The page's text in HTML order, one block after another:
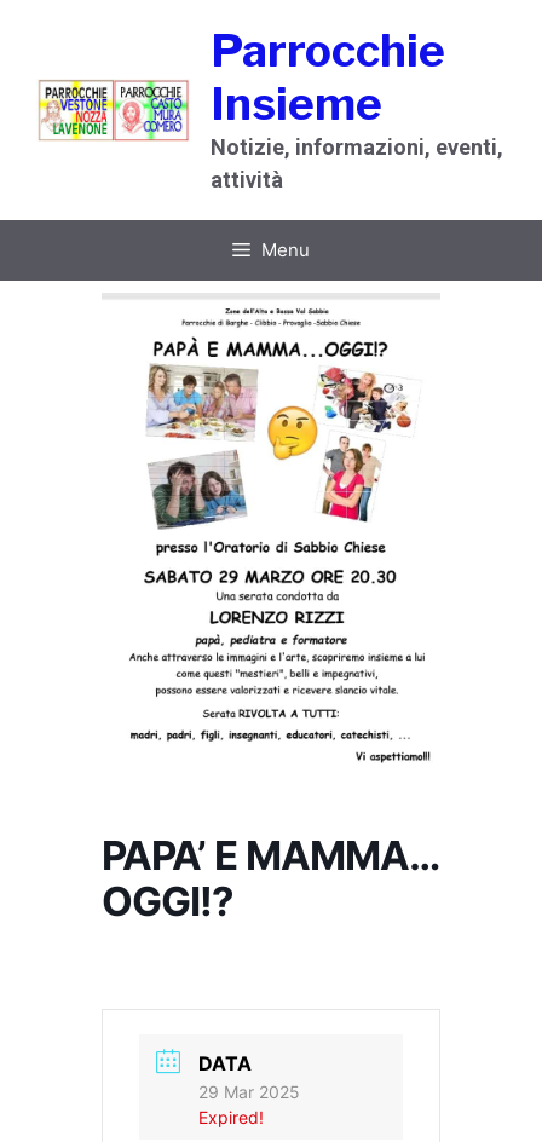
contenuto
Parrocchie
Insieme
Notizie, informazioni, eventi,
attività
Menu
PAPA’ E MAMMA…
OGGI!?
DATA
29 Mar 2025
Expired!